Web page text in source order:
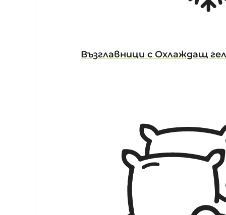
Възглавници с Охлаждащ гел